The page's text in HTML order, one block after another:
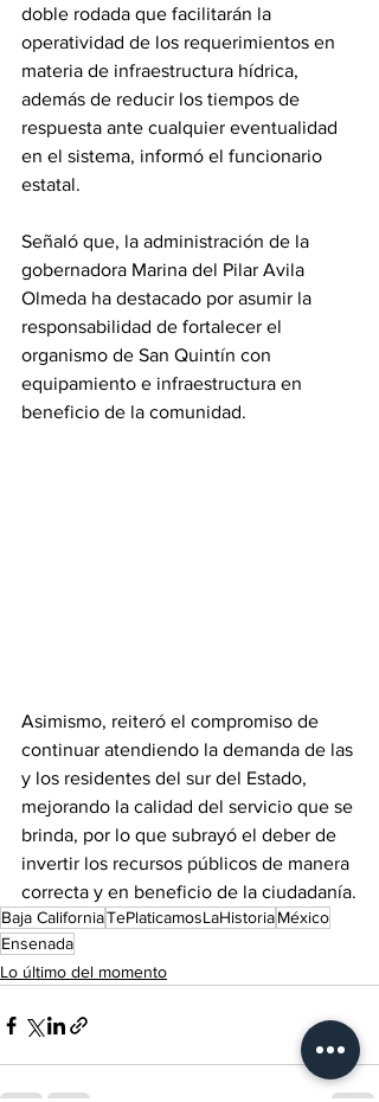
doble rodada que facilitarán la
operatividad de los requerimientos en
materia de infraestructura hídrica,
además de reducir los tiempos de
respuesta ante cualquier eventualidad
en el sistema, informó el funcionario
estatal.
Señaló que, la administración de la
gobernadora Marina del Pilar Avila
Olmeda ha destacado por asumir la
responsabilidad de fortalecer el
organismo de San Quintín con
equipamiento e infraestructura en
beneficio de la comunidad.
Asimismo, reiteró el compromiso de
continuar atendiendo la demanda de las
y los residentes del sur del Estado,
mejorando la calidad del servicio que se
brinda, por lo que subrayó el deber de
invertir los recursos públicos de manera
correcta y en beneficio de la ciudadanía.
Baja CaliforniaTePlaticamosLaHistoriaMéxico
Ensenada
Lo último del momento